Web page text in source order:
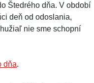
Štedrého dňa. V období
deň od odoslania,
nie sme schopní
dňa.